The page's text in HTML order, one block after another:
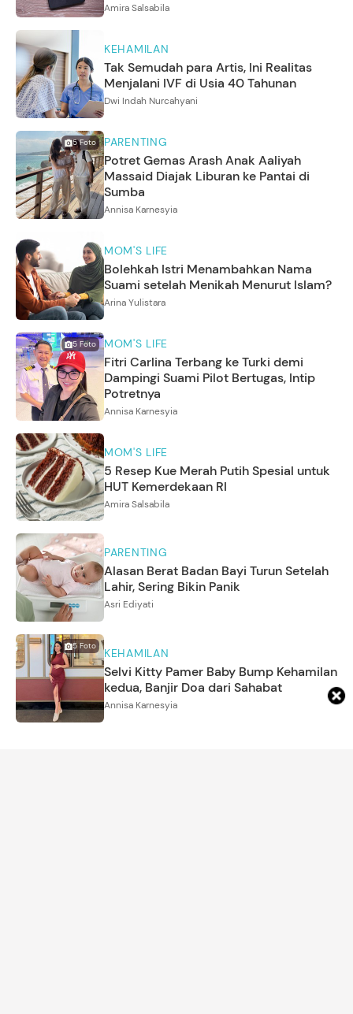
Amira Salsabila
KEHAMILAN
Tak Semudah para Artis, Ini Realitas
Menjalani IVF di Usia 40 Tahunan
Dwi Indah Nurcahyani
5Foto PARENTING
Potret Gemas Arash Anak Aaliyah
Massaid Diajak Liburan ke Pantai di
Sumba
Annisa Karnesyia
MOM'S LIFE
Bolehkah Istri Menambahkan Nama
Suami setelah Menikah Menurut Islam?
Arina Yulistara
5 Foto MOM'S LIFE
Fitri Carlina Terbang ke Turki demi
Dampingi Suami Pilot Bertugas, Intip
Potretnya
Annisa Karnesyia
MOM'S LIFE
5 Resep Kue Merah Putih Spesial untuk
HUT Kemerdekaan RI
Amira Salsabila
PARENTING
Alasan Berat Badan Bayi Turun Setelah
Lahir, Sering Bikin Panik
Asri Ediyati
5 Foto KEHAMILAN
Selvi Kitty Pamer Baby Bump Kehamilan
kedua, Banjir Doa dari Sahabat
Annisa Karnesyia